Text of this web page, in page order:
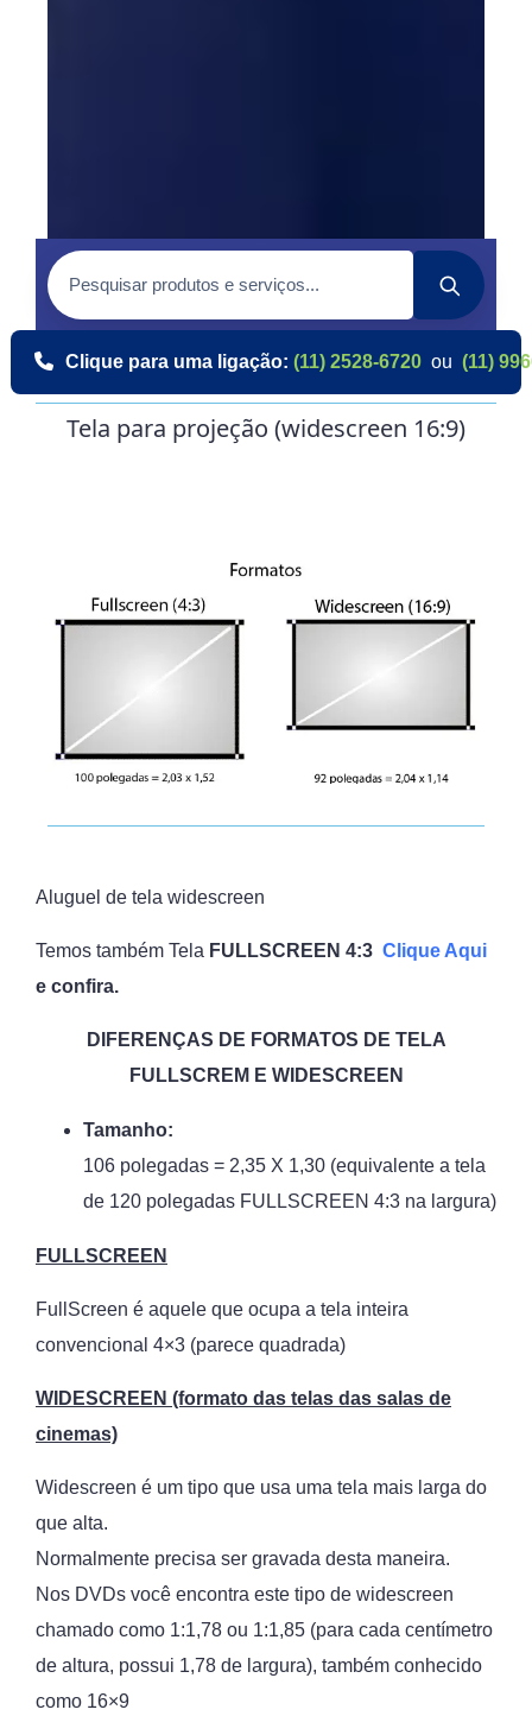
Clique para uma ligação: (11) 2528-6720 ou (11)
Tela para projeção (widescreen 16:9)
Aluguel de tela widescreen
Temos também Tela FULLSCREEN 4:3 Clique Aqui
e confira.
DIFERENÇAS DE FORMATOS DE TELA
FULLSCREM E WIDESCREEN
Tamanho:
106 polegadas = 2,35 X 1,30 (equivalente a tela
de 120 polegadas FULLSCREEN 4:3 na largura)
FULLSCREEN
FullScreen é aquele que ocupa a tela inteira
convencional 4×3 (parece quadrada)
WIDESCREEN (formato das telas das salas de
cinemas)
Widescreen é um tipo que usa uma tela mais larga do
que alta.
Normalmente precisa ser gravada desta maneira.
Nos DVDs você encontra este tipo de widescreen
chamado como 1:1,78 ou 1:1,85 (para cada centímetro
de altura, possui 1,78 de largura), também conhecido
como 16×9